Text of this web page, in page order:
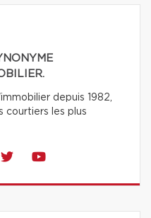
depuis 1982,
courtiers les plus